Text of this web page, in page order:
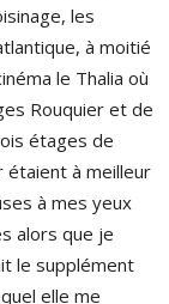
les
à moitié
le Thalia où
Rouquier et de
étages de
étaient à meilleur
à mes yeux
alors que je
le supplément
elle me